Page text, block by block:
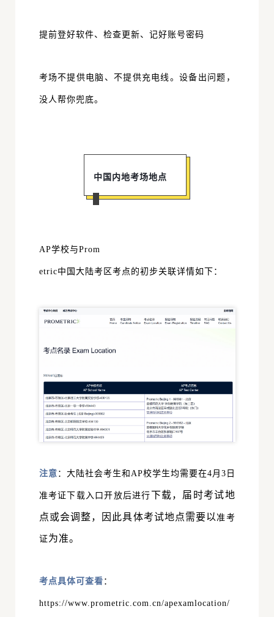
提前登好软件、检查更新、记好账号密码
考场不提供电脑、不提供充电线。设备出问题，
没人帮你兜底。
中国内地考场地点
AP学校与Prom
etric中国大陆考区考点的初步关联详情如下：
注意 ：大陆社会考生和AP校学生均需要在4月3日
准考证下载入口开放后进行下载，届时考试地
点或会调整，因此具体考试地点需要以准考
证为准。
考点具体可查看 ：
https://www.prometric.com.cn/apexamlocation/